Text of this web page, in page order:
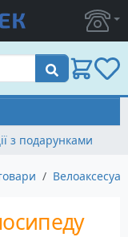
Пошук
з подарунками